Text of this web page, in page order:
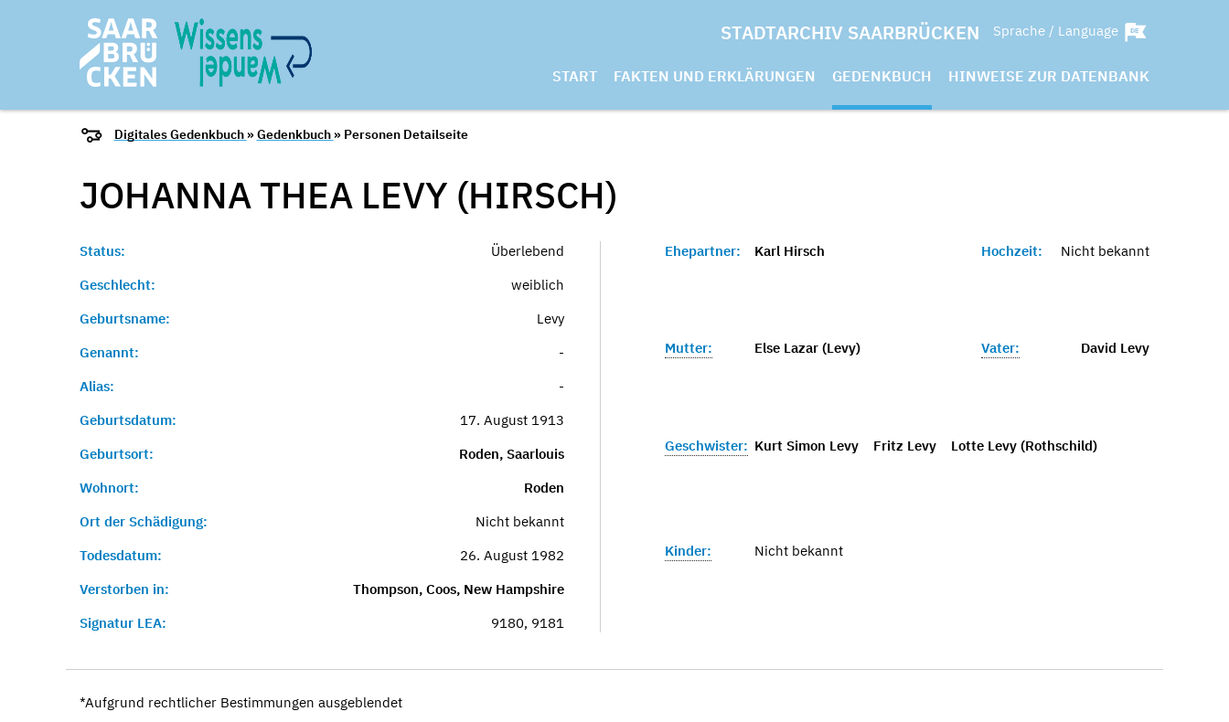
STADTARCHIV SAARBRÜCKEN Sprache / Language
START FAKTEN UND ERKLÄRUNGEN GEDENKBUCH HINWEISE ZUR DATENBANK
Digitales Gedenkbuch »Gedenkbuch » Personen Detailseite
JOHANNA THEA LEVY (HIRSCH)
Status:
Überlebend
Geschlecht:
weiblich
Geburtsname:
Levy
Genannt:
-
Alias:
-
Geburtsdatum:
17. August 1913
Geburtsort:
Roden, Saarlouis
Wohnort:
Roden
Ort der Schädigung:
Nicht bekannt
Todesdatum:
26. August 1982
Verstorben in:
Thompson, Coos, New Hampshire
Signatur LEA:
9180, 9181
Ehepartner: Karl Hirsch Hochzeit: Nicht bekannt
Mutter: Else Lazar (Levy) Vater: David Levy
Geschwister: Kurt Simon Levy Fritz Levy Lotte Levy (Rothschild)
Kinder: Nicht bekannt
*Aufgrund rechtlicher Bestimmungen ausgeblendet